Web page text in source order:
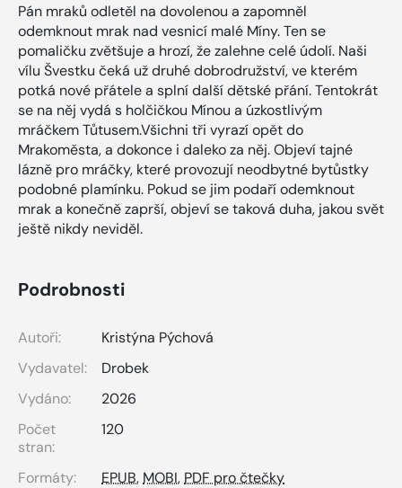
Pán mraků odletěl na dovolenou a zapomněl
odemknout mrak nad vesnicí malé Míny. Ten se
pomaličku zvětšuje a hrozí, že zalehne celé údolí. Naši
vílu Švestku čeká už druhé dobrodružství, ve kterém
potká nové přátele a splní další dětské přání. Tentokrát
se na něj vydá s holčičkou Mínou a úzkostlivým
mráčkem Tůtusem.Všichni tři vyrazí opět do
Mrakoměsta, a dokonce i daleko za něj. Objeví tajné
lázně pro mráčky, které provozují neodbytné bytůstky
podobné plamínku. Pokud se jim podaří odemknout
mrak a konečně zaprší, objeví se taková duha, jakou svět
ještě nikdy neviděl.
Podrobnosti
Autoři:
Kristýna Pýchová
Vydavatel:
Drobek
Vydáno:
2026
Počet
stran:
120
Formáty: EPUB, MOBI, PDF pro čtečky